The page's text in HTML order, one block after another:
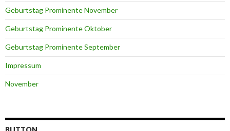
Geburtstag Prominente November
Geburtstag Prominente Oktober
Geburtstag Prominente September
Impressum
November